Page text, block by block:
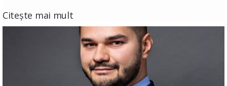
Citește mai mult